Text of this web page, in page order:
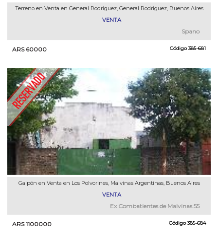
Terreno en Venta en General Rodriguez, General Rodriguez, Buenos Aires
VENTA
Spano
Código385-681
ARS 60000
Galpón en Venta en Los Polvorines, Malvinas Argentinas, Buenos Aires
VENTA
Ex Combatientes de Malvinas 55
Código385-684
ARS 1100000